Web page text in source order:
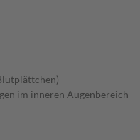
im inneren Augenbereich